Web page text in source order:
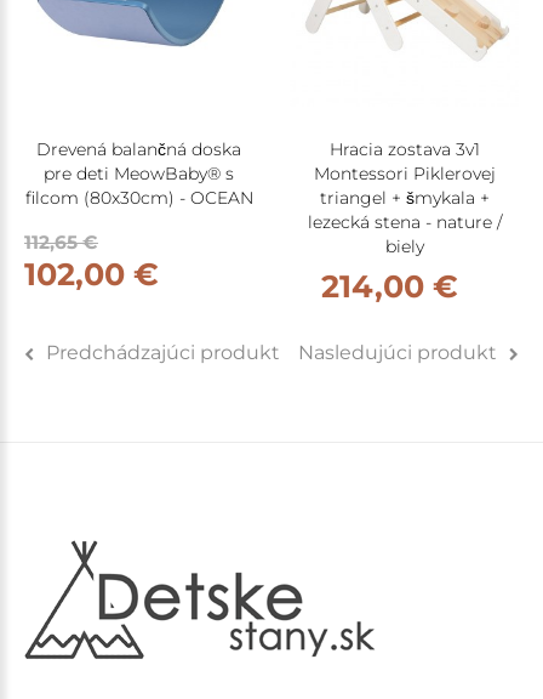
Drevená balančná doska
pre deti MeowBaby® s
filcom (80x30cm) - OCEAN
112,65 €
102,00 €
Hracia zostava 3v1
Montessori Piklerovej
triangel + šmykala +
lezecká stena - nature /
biely
214,00 €
Predchádzajúci produkt Nasledujúci produkt